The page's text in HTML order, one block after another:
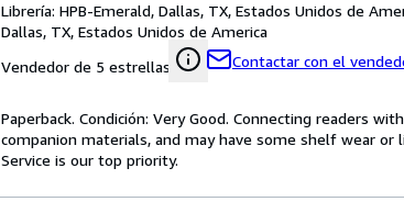
Librería: HPB-Emerald, Dallas, TX, Estados Unidos de
Dallas, TX, Estados Unidos de America
Vendedor de 5 estrellas
Contactar con el
Paperback. Condición: Very Good. Connecting readers
companion materials, and may have some shelf wear
Service is our top priority.